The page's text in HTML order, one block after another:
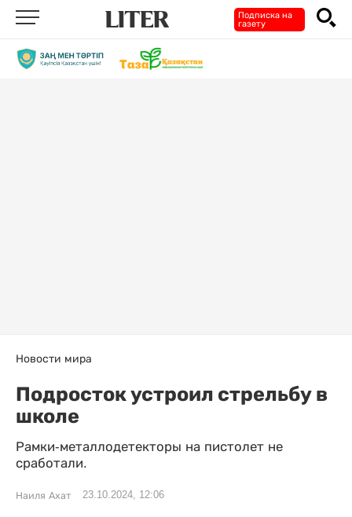
Подписка на
газету
Новости мира
Подросток устроил стрельбу в
школе
Рамки-металлодетекторы на пистолет не
сработали.
Наиля Ахат 23.10.2024, 12:06